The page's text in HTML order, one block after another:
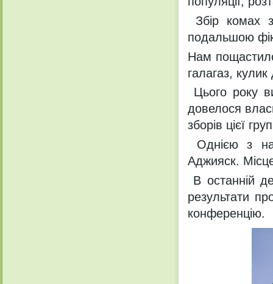
Збір комах
подальшою
Нам
галагаз,
Цього року
довелося
зборів цієї
Однією з
Аджияск.
В останній
результати
конференцію.